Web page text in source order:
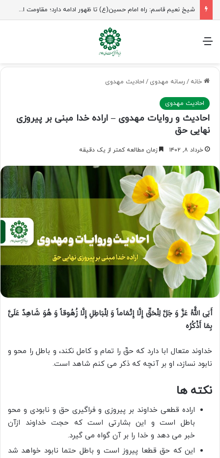
شیخ نعیم قاسم: راه امام حسین(ع) تا ظهور ادامه دارد؛ مقاومت از کربلا الهام می‌گیرد
منو
خانه / رسانه مهدوی / احادیث مهدوی
احادیث مهدوی
احادیث و روایات مهدوی – اراده خدا مبنی بر پیروزی
نهایی حق
خرداد ۸, ۱۴۰۲ زمان مطالعه کمتر از یک دقیقه
أَبَى اللَّهُ عَزَّ وَ جَلَّ لِلْحَقِّ إِلَّا إِتْمَاماً وَ لِلْبَاطِلِ إِلَّا زُهُوقاً وَ هُوَ شَاهِدٌ عَلَیَّ
بِمَا أَذْکُرُه‏
خداوند متعال ابا دارد که حقّ را تمام و کامل نکند، و باطل را محو و
نابود نسازد، او بر آنچه که ذکر مى‏ کنم شاهد است.
نکته ها
اراده قطعی خداوند بر پیروزی و فراگیری حق و نابودی و محو
باطل است و این بشارتی است که حجت خداوند ازآن
خبر می دهد و خدا را بر آن گواه می گیرد.
این که حق قطعا پیروز است و باطل حتما نابود خواهد شد